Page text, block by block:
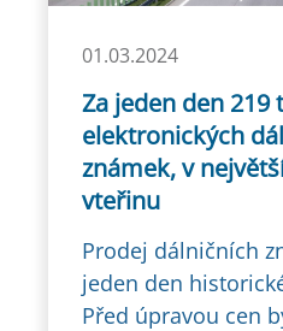
01.03.2024
Za jeden den
elektronických
známek, v
vteřinu
Prodej dálničních
jeden den
Před úpravou cen